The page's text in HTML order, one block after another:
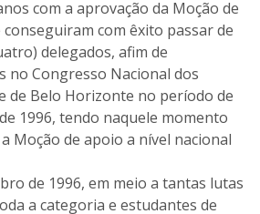
com a aprovação da Moção de
com êxito passar de
delegados, afim de
no Congresso Nacional dos
de Belo Horizonte no período de
1996, tendo naquele momento
Moção de apoio a nível nacional
de 1996, em meio a tantas lutas
a categoria e estudantes de